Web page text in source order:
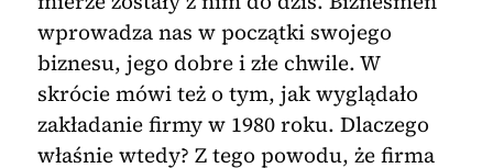
wprowadza nas w początki swojego
biznesu, jego dobre i złe chwile. W
skrócie mówi też o tym, jak wyglądało
zakładanie firmy w 1980 roku. Dlaczego
właśnie wtedy? Z tego powodu, że firma